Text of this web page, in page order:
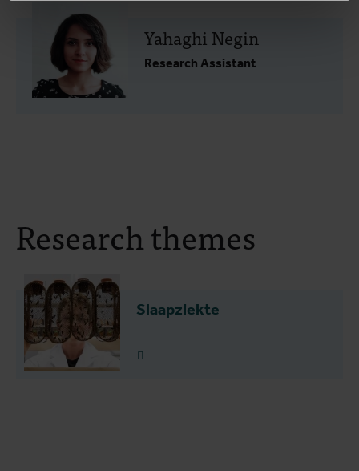
Yahaghi Negin
Research Assistant
Research themes
Slaapziekte
Lees meer